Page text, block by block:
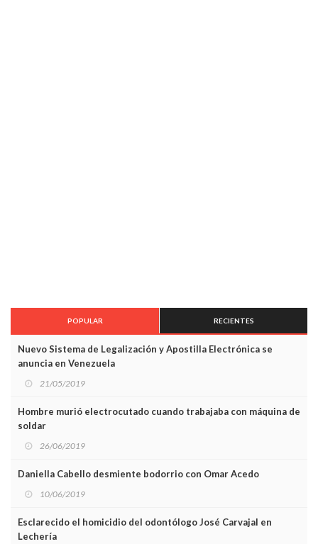
POPULAR RECIENTES
Nuevo Sistema de Legalización y Apostilla Electrónica se
anuncia en Venezuela
21/05/2019
Hombre murió electrocutado cuando trabajaba con máquina de
soldar
26/06/2019
Daniella Cabello desmiente bodorrio con Omar Acedo
10/06/2019
Esclarecido el homicidio del odontólogo José Carvajal en
Lechería